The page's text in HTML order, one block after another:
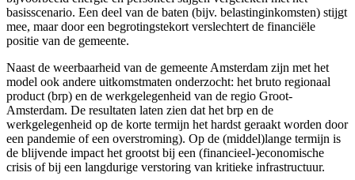
basisscenario. Een deel van de baten (bijv. belastinginkomsten) stijgt
mee, maar door een begrotingstekort verslechtert de financiële
positie van de gemeente.
Naast de weerbaarheid van de gemeente Amsterdam zijn met het
model ook andere uitkomstmaten onderzocht: het bruto regionaal
product (brp) en de werkgelegenheid van de regio Groot-
Amsterdam. De resultaten laten zien dat het brp en de
werkgelegenheid op de korte termijn het hardst geraakt worden door
een pandemie of een overstroming). Op de (middel)lange termijn is
de blijvende impact het grootst bij een (financieel-)economische
crisis of bij een langdurige verstoring van kritieke infrastructuur.